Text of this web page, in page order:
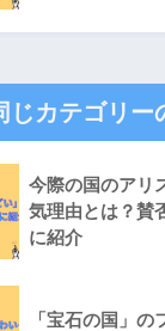
じカテゴリー
今際の国のアリ
気理由とは？賛
に紹介
「宝石の国」の